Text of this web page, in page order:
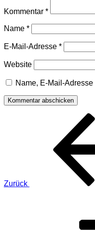
Kommentar *
Name *
E-Mail-Adresse *
Website
Name, E-Mail-
Zurück